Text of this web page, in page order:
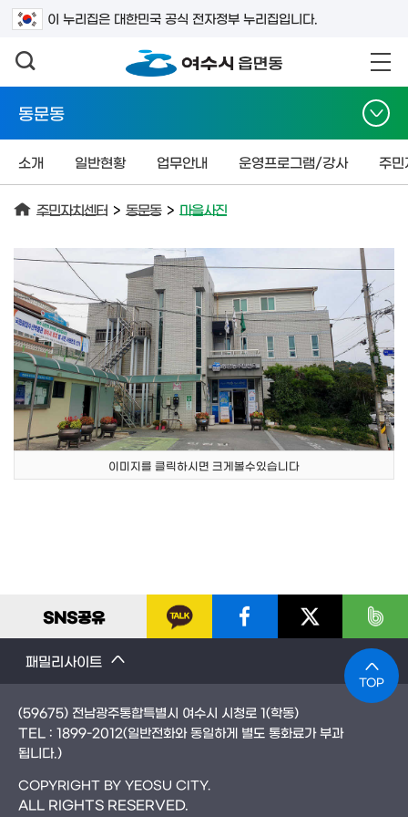
이 누리집은 대한민국 공식 전자정부 누리집입니다.
검색어를 입력하세요
동문동
소개 일반현황 업무안내 운영프로그램/강사 주민
주민자치센터 > 동문동 > 마을사진
이미지를 클릭하시면 크게볼수있습니다
SNS공유
패밀리사이트
TOP
(59675) 전남광주통합특별시 여수시 시청로 1(학동)
TEL : 1899-2012(일반전화와 동일하게 별도 통화료가 부과
됩니다.)
COPYRIGHT BY YEOSU CITY.
ALL RIGHTS RESERVED.